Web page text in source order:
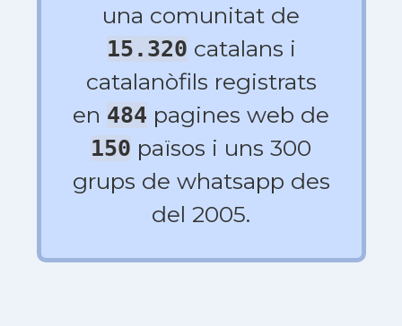
una comunitat de
15.320 catalans i
catalanòfils registrats
en 484 pagines web de
150 països i uns 300
grups de whatsapp des
del 2005.